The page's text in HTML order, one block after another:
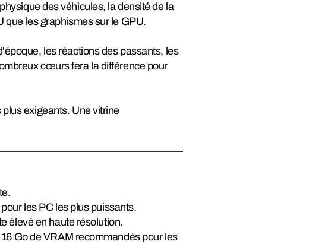
des véhicules, la densité de la
que les graphismes sur le GPU.
les réactions des passants, les
cœurs fera la différence pour
exigeants. Une vitrine
les PC les plus puissants.
élevé en haute résolution.
Go de VRAM recommandés pour les